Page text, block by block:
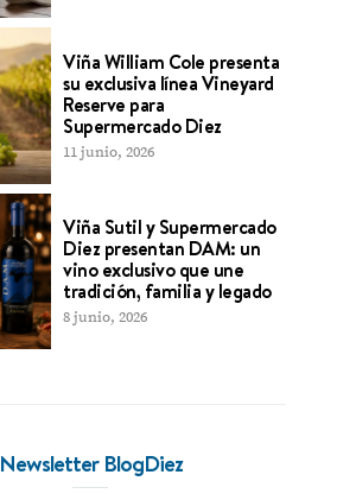
Viña William Cole presenta
su exclusiva línea Vineyard
Reserve para
Supermercado Diez
11 junio, 2026
Viña Sutil y Supermercado
Diez presentan DAM: un
vino exclusivo que une
tradición, familia y legado
8 junio, 2026
Newsletter BlogDiez